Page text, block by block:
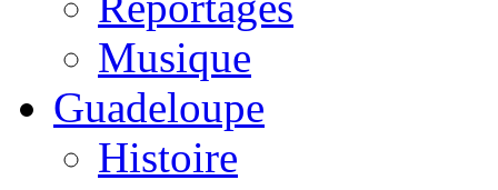
Musique
Guadeloupe
Histoire